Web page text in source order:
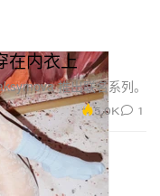
在内衣上
推出联名系列。
5.0K 1